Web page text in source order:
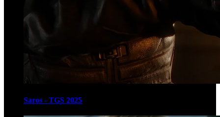
Saros - TGS 2025